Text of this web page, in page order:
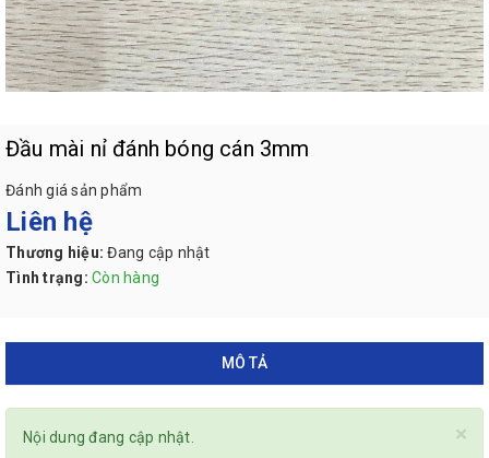
Đầu mài nỉ đánh bóng cán 3mm
Đánh giá sản phẩm
Liên hệ
Thương hiệu: Đang cập nhật
Tình trạng: Còn hàng
MÔ TẢ
×
Nội dung đang cập nhật.